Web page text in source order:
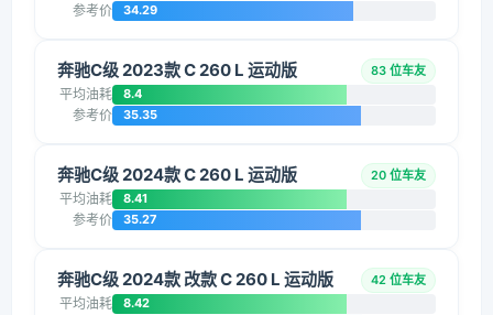
参考价 34.29
奔驰C级 2023款 C 260 L 运动版 83 位车友
平均油耗 8.4
参考价 35.35
奔驰C级 2024款 C 260 L 运动版 20 位车友
平均油耗 8.41
参考价 35.27
奔驰C级 2024款 改款 C 260 L 运动版 42 位车友
平均油耗 8.42